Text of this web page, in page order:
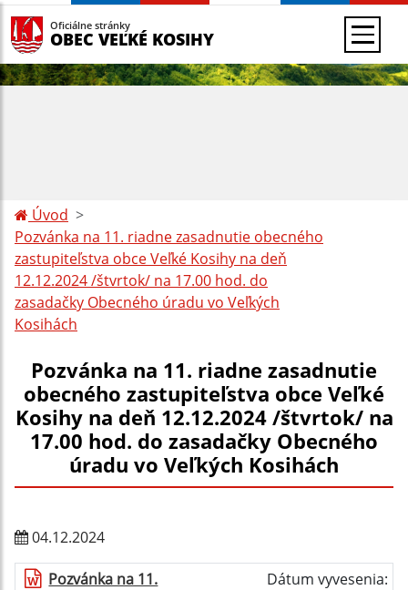
Oficiálne stránky
OBEC VEĽKÉ KOSIHY
Úvod
Pozvánka na 11. riadne zasadnutie obecného
zastupiteľstva obce Veľké Kosihy na deň
12.12.2024 /štvrtok/ na 17.00 hod. do
zasadačky Obecného úradu vo Veľkých
Kosihách
Pozvánka na 11. riadne zasadnutie
obecného zastupiteľstva obce Veľké
Kosihy na deň 12.12.2024 /štvrtok/ na
17.00 hod. do zasadačky Obecného
úradu vo Veľkých Kosihách
04.12.2024
Pozvánka na 11.
Dátum vyvesenia: